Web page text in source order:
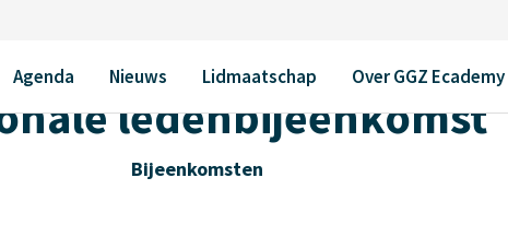
Agenda Nieuws Lidmaatschap Over GGZ Ecademy
ledenbijeenkomst
Bijeenkomsten